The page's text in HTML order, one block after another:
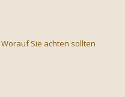
Sie achten sollten